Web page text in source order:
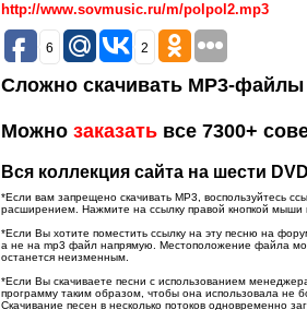
http://www.sovmusic.ru/m/polpol2.mp3
6 2
Сложно скачивать MP3-файлы
Можно заказатьвсе 7300+
Вся коллекция сайта на шести
*Если вам запрещено скачивать MP3, воспользуйтесь
расширением. Нажмите на ссылку правой кнопкой мыши
*Если Вы хотите поместить ссылку на эту песню на
а не на mp3 файл напрямую. Местоположение файла
останется неизменным.
*Если Вы скачиваете песни с использованием
программу таким образом, чтобы она использовала не
Скачивание песен в несколько потоков одновременно